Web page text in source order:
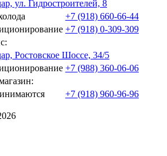
ул. Гидростроителей, 8
+7 (918) 660-66-44
+7 (918) 0-309-309
Ростовское Шоссе, 34/5
+7 (988) 360-06-06
+7 (918) 960-96-96